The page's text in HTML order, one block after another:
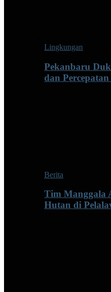
Lingkungan
Pekanbaru
dan
Berita
Tim Manggala
Hutan di